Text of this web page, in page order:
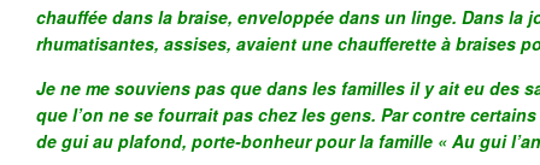
chauffée dans la braise, enveloppée dans un linge. Dans la
rhumatisantes, assises, avaient une chaufferette à braises
Je ne me souviens pas que dans les familles il y ait eu des
que l’on ne se fourrait pas chez les gens. Par contre
de gui au plafond, porte-bonheur pour la famille « Au gui